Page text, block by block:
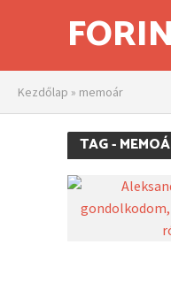
Kezdőlap » memoár
TAG -